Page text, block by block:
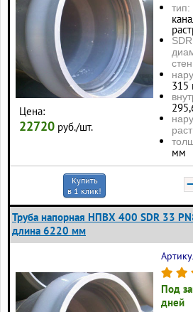
Цена:
22720 руб./шт.
тип:
315
мм
Купить
в 1 клик!
−
Труба напорная НПВХ 400 SDR 33
длина 6220 мм
Под
дней